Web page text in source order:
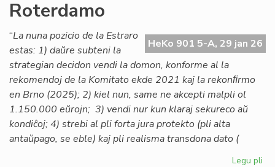
Roterdamo
HeKo 901 5-A, 29 jan 26
“La nuna pozicio de la Estraro
estas: 1) daŭre subteni la
strategian decidon vendi la domon, konforme al la
rekomendoj de la Komitato ekde 2021 kaj la rekonﬁrmo
en Brno (2025); 2) kiel nun, same ne akcepti malpli ol
1.150.000 eŭrojn; 3) vendi nur kun klaraj sekureco aŭ
kondiĉoj; 4) strebi al pli forta jura protekto (pli alta
antaŭpago, se eble) kaj pli realisma transdona dato (
Legu pli